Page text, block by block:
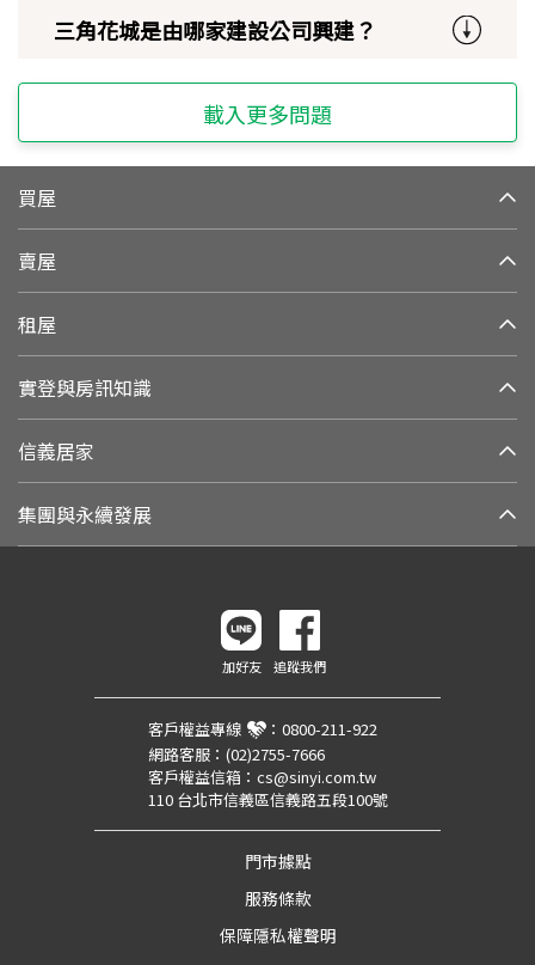
三角花城是由哪家建設公司興建？
載入更多問題
買屋
賣屋
租屋
實登與房訊知識
信義居家
集團與永續發展
加好友 追蹤我們
客戶權益專線 ： 0800-211-922
網路客服： (02)2755-7666
客戶權益信箱： cs@sinyi.com.tw
110 台北市信義區信義路五段100號
門市據點
服務條款
保障隱私權聲明